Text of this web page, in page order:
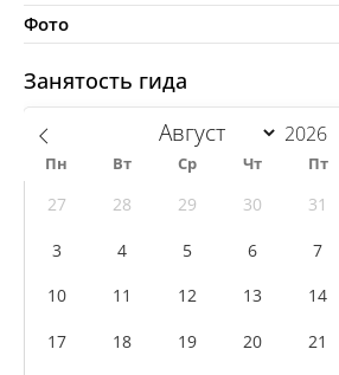
Фото
Занятость гида
Пн Вт Ср Чт Пт
27 28 29 30 31
3 4 5 6 7
10 11 12 13 14
17 18 19 20 21